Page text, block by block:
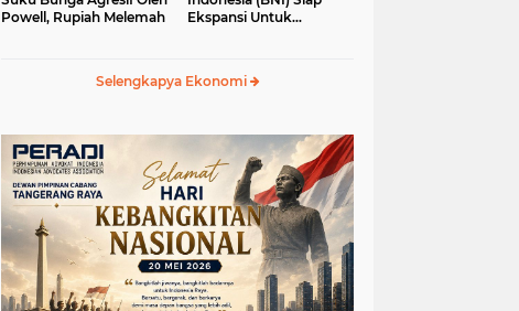
Powell, Rupiah Melemah
Ekspansi Untuk
Selengkapya Ekonomi